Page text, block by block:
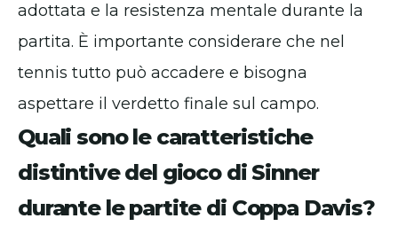
adottata e la resistenza mentale durante la
partita. È importante considerare che nel
tennis tutto può accadere e bisogna
aspettare il verdetto finale sul campo.
Quali sono le caratteristiche
distintive del gioco di Sinner
durante le partite di Coppa Davis?